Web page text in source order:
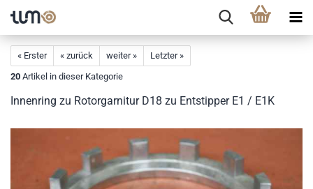
« Erster « zurück weiter »
Letzter »
20 Artikel in dieser Kategorie
Innenring zu Rotorgarnitur D18 zu Entstipper E1 / E1K